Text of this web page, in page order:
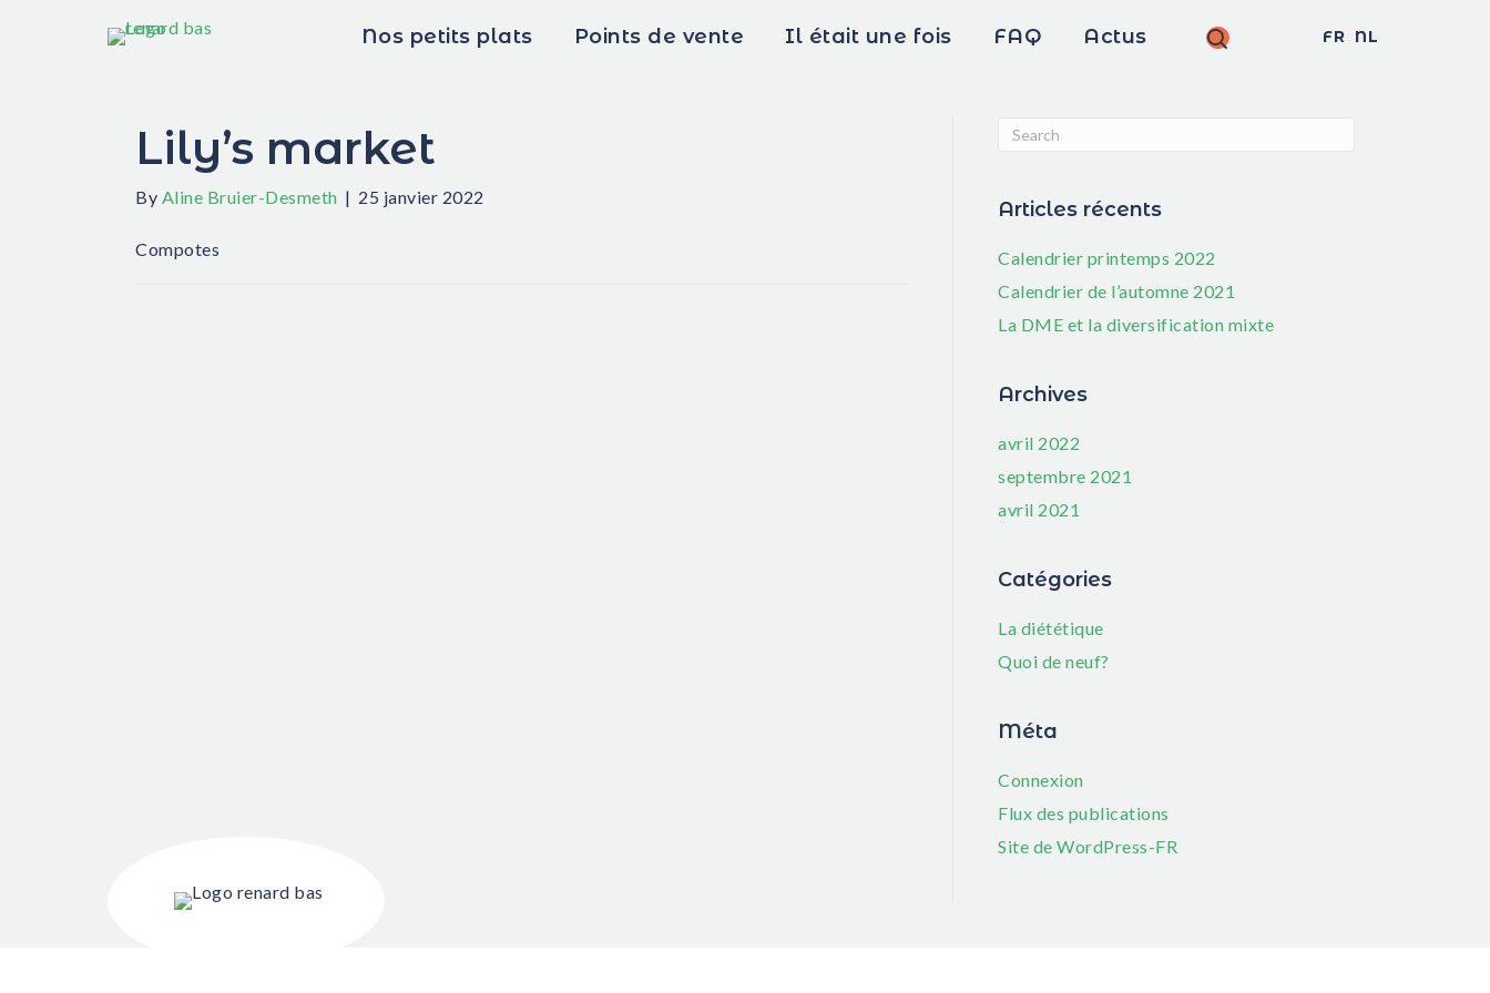
Nos petits plats Points de vente Il était une fois FAQ Actus FR NL
Lily’s market
By Aline Bruier-Desmeth | 25 janvier 2022
Compotes
Articles récents
Calendrier printemps 2022
Calendrier de l’automne 2021
La DME et la diversification mixte
Archives
avril 2022
septembre 2021
avril 2021
Catégories
La diététique
Quoi de neuf?
Méta
Connexion
Flux des publications
Site de WordPress-FR